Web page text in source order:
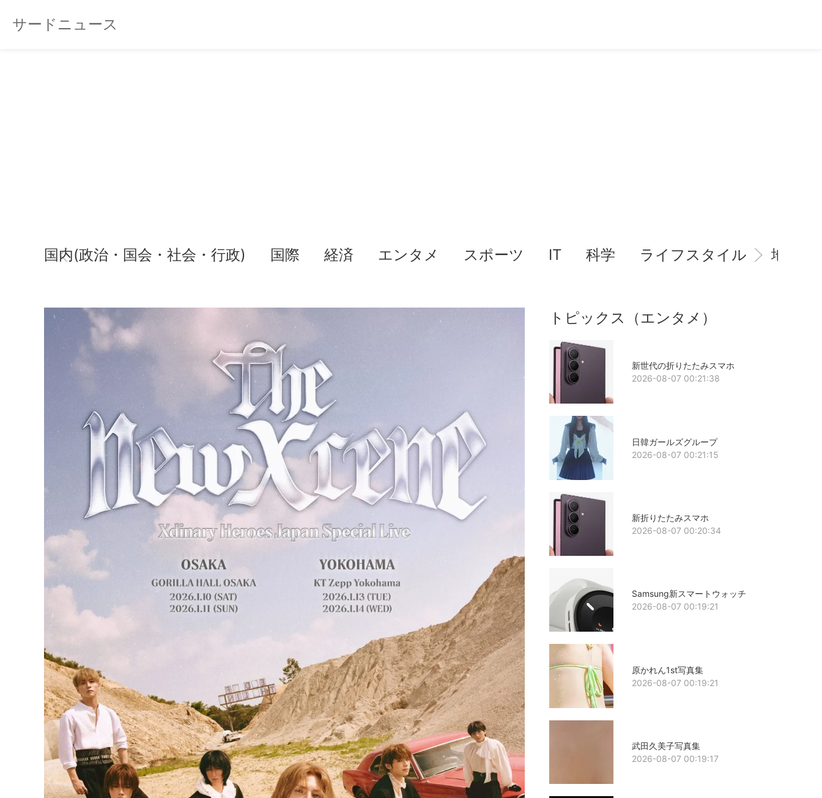
サードニュース
国内(政治・国会・社会・行政) 国際 経済 エンタメ スポーツ IT 科学 ライフスタイル 地域情
トピックス（エンタメ）
新世代の折りたたみスマホ
2026-08-07 00:21:38
日韓ガールズグループ
2026-08-07 00:21:15
新折りたたみスマホ
2026-08-07 00:20:34
Samsung新スマートウォッチ
2026-08-07 00:19:21
原かれん1st写真集
2026-08-07 00:19:21
武田久美子写真集
2026-08-07 00:19:17